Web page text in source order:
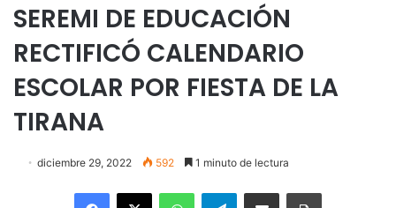
SEREMI DE EDUCACIÓN
RECTIFICÓ CALENDARIO
ESCOLAR POR FIESTA DE LA
TIRANA
diciembre 29, 2022 592 1 minuto de lectura
Facebook
X WhatsAppTelegramEnviar vía email Imprimir